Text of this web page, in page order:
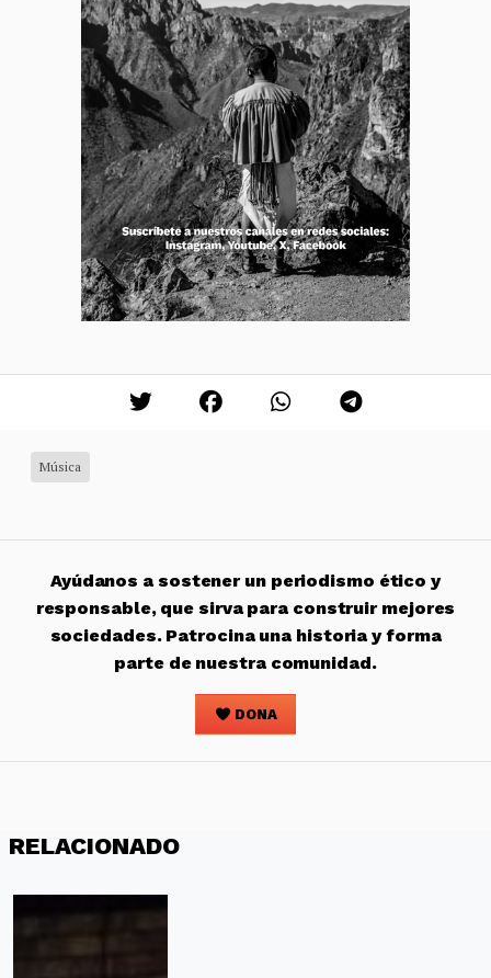
Música
Ayúdanos a sostener un periodismo ético y
responsable, que sirva para construir mejores
sociedades. Patrocina una historia y forma
parte de nuestra comunidad.
DONA
RELACIONADO